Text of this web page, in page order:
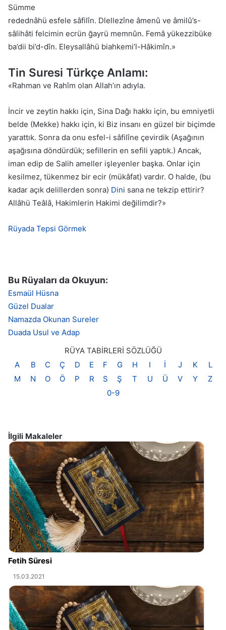
Sümme
redednâhü esfele sâfilîn. Dlellezîne âmenû ve âmilû’s-
sâlihâti felcimin ecrün ğayrü memnûn. Femâ yükezzibüke
ba’dii bi’d-dîn. Eleysallâhü biahkemi’l-Hâkimîn.»
Tin Suresi Türkçe Anlamı:
«Rahman ve Rahîm olan Allah’ın adıyla.
İncir ve zeytin hakkı için, Sina Dağı hakkı için, bu emniyetli
belde (Mekke) hakkı için, ki Biz insanı en güzel bir biçimde
yarattık. Sonra da onu esfel-i sâfilîne çevirdik (Aşağının
aşağısına döndürdük; sefillerin en sefili yaptık.) Ancak,
iman edip de Salih ameller işleyenler başka. Onlar için
kesilmez, tükenmez bir ecir (mükâfat) vardır. O halde, (bu
kadar açık delillerden sonra) Dini sana ne tekzip ettirir?
Allâhü Teâlâ, Hakimlerin Hakimi değilimdir?»
Rüyada Tepsi Görmek
Bu Rüyaları da Okuyun:
Esmaül Hüsna
Güzel Dualar
Namazda Okunan Sureler
Duada Usul ve Adap
RÜYA TABİRLERİ SÖZLÜĞÜ
A
B C Ç D E F G H I İ J K
L
M
N O Ö P R S Ş T U Ü V Y
Z
0-9
İlgili Makaleler
Fetih Süresi
15.03.2021